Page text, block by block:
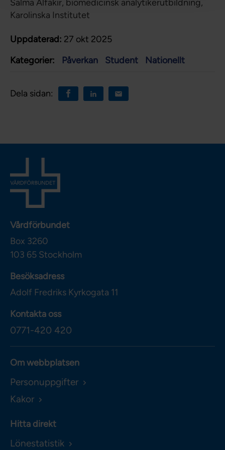
Salma Alfakir, biomedicinsk analytikerutbildning,
Karolinska Institutet
Uppdaterad: 27 okt 2025
Kategorier:
Påverkan Student Nationellt
Dela sidan:
Vårdförbundet
Box 3260
103 65 Stockholm
Besöksadress
Adolf Fredriks Kyrkogata 11
Kontakta oss
0771-420 420
Om webbplatsen
Personuppgifter
Kakor
Hitta direkt
Lönestatistik